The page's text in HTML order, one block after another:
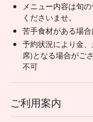
メニュー内容は旬
くださいませ。
苦手食材がある場合
予約状況により金
席)となる場合がご
不可
ご利用案内